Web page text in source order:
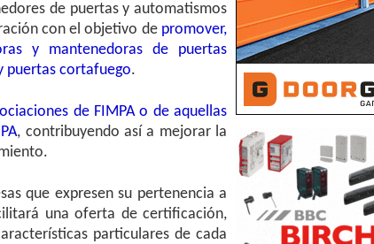
de puertas y automatismos
con el objetivo de promover,
y mantenedoras de puertas
puertas cortafuego.
de FIMPA o de aquellas
, contribuyendo así a mejorar la
que expresen su pertenencia a
una oferta de certificación,
particulares de cada